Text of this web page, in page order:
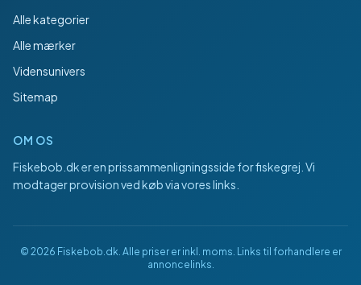
Alle kategorier
Alle mærker
Vidensunivers
Sitemap
OM OS
Fiskebob.dker en prissammenligningsside for fiskegrej. Vi
modtager provision ved køb via vores links.
© 2026 Fiskebob.dk. Alle priser er inkl. moms. Links til forhandlere er
annoncelinks.